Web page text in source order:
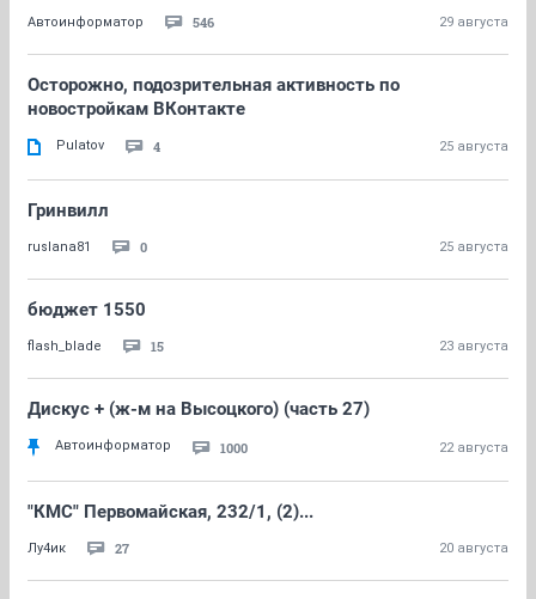
Автоинформатор 546 29 августа
Осторожно, подозрительная активность по
новостройкам ВКонтакте
Pulatov 4 25 августа
Гринвилл
ruslana81 0 25 августа
бюджет 1550
flash_blade 15 23 августа
Дискус + (ж-м на Высоцкого) (часть 27)
Автоинформатор 1000 22 августа
"КМС" Первомайская, 232/1, (2)...
Лу4ик 27 20 августа